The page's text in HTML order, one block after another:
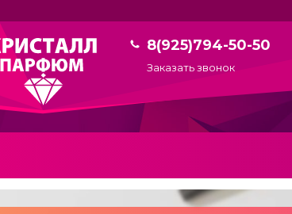
8(925)794-50-50
Заказать звонок